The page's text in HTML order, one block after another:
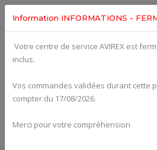
Information INFORMATIONS -
Votre centre de service AVIREX est
inclus.
Vos commandes validées durant cette
compter du 17/08/2026.
Merci pour votre compréhension